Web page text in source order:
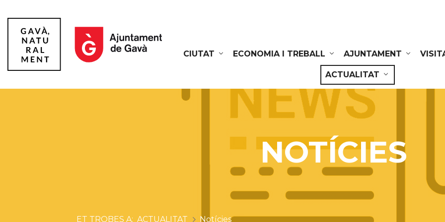
CIUTAT
ECONOMIA I TREBALL AJUNTAMENT
ACTUALITAT
NOTÍCIES
ACTUALITAT Notícies